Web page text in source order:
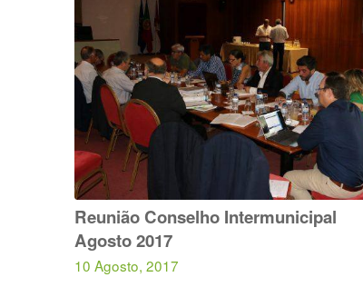
Reunião Conselho Intermunicipal
Agosto 2017
10 Agosto, 2017